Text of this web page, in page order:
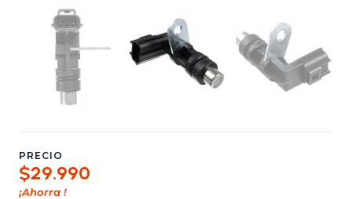
PRECIO
$29.990
¡Ahorra !